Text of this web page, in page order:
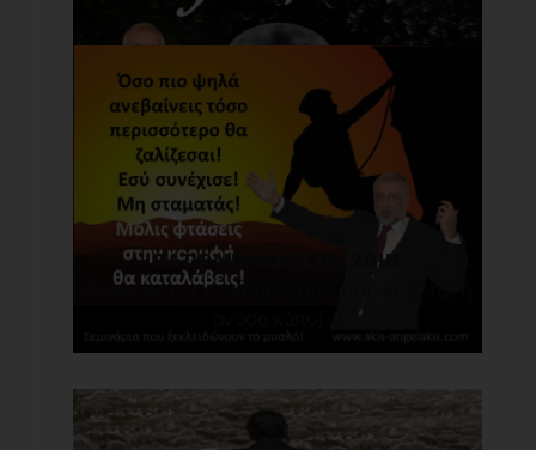
ΓΙΑ ΤΙΣ ΑΝΗΦΟΡΕΣ ΤΗΣ ΖΩΗΣ
Οι ανηφόρες σε κουράζουν, σου κόβεται η